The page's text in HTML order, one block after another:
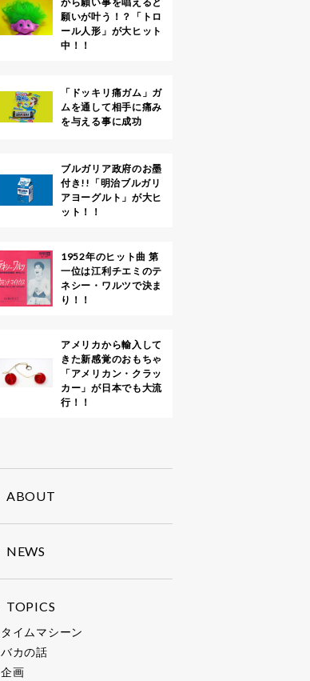
願いが叶う！？「トロ
ール人形」が大ヒット
中！！
「ドッキリ痛ガム」ガ
ムを通して相手に痛み
を与える事に成功
ブルガリア政府のお墨
付き!!「明治ブルガリ
アヨーグルト」が大ヒ
ット！！
1952年のヒット曲 第
一位は江利チエミのテ
ネシー・ワルツで決ま
り！！
アメリカから輸入して
きた新感覚のおもちゃ
「アメリカン・クラッ
カー」が日本でも大流
行！！
ABOUT
NEWS
TOPICS
タイムマシーン
バカの話
企画